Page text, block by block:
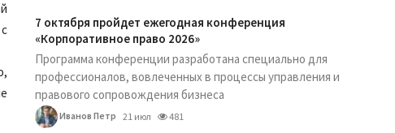
7 октября пройдет ежегодная конференция
«Корпоративное право 2026»
Программа конференции разработана специально для
профессионалов, вовлеченных в процессы управления и
правового сопровождения бизнеса
Иванов Петр 21 июл 481